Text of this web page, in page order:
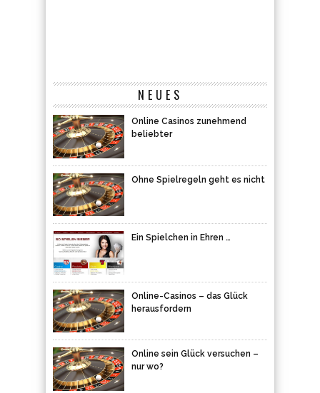
NEUES
Online Casinos zunehmend
beliebter
Ohne Spielregeln geht es nicht
Ein Spielchen in Ehren …
Online-Casinos – das Glück
herausfordern
Online sein Glück versuchen –
nur wo?